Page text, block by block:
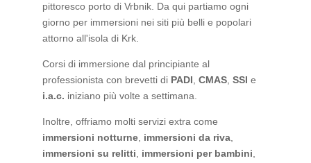
pittoresco porto di Vrbnik. Da qui partiamo ogni
giorno per immersioni nei siti più belli e popolari
attorno all'isola di Krk.
Corsi di immersione dal principiante al
professionista con brevetti di PADI CMAS, SSI e
i.a.c. iniziano più volte a settimana.
Inoltre, offriamo molti servizi extra come
immersioni notturne, immersioni da riva,
immersioni su relitti
immersioni per bambini